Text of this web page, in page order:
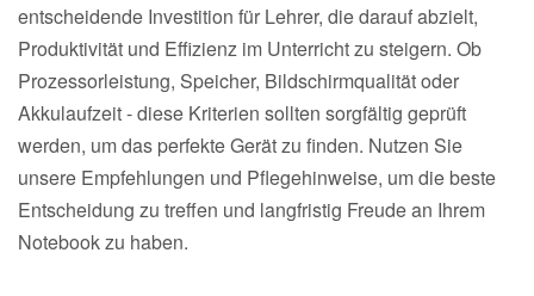
entscheidende Investition für Lehrer, die darauf abzielt,
Produktivität und Effizienz im Unterricht zu steigern. Ob
Prozessorleistung, Speicher, Bildschirmqualität oder
Akkulaufzeit - diese Kriterien sollten sorgfältig geprüft
werden, um das perfekte Gerät zu finden. Nutzen Sie
unsere Empfehlungen und Pflegehinweise, um die beste
Entscheidung zu treffen und langfristig Freude an Ihrem
Notebook zu haben.